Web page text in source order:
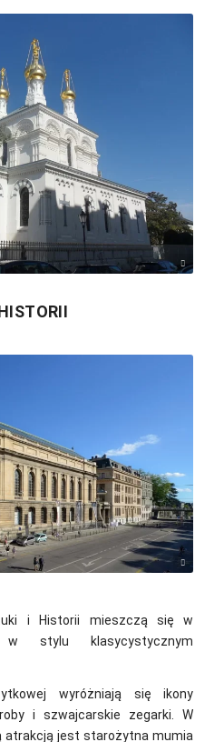
Commons / CC-BY-SA-4.0
Commons / CC-BY-SA-3.0
i Historii mieszczą się w
w stylu klasycystycznym
wyróżniają się ikony
i szwajcarskie zegarki. W
atrakcją jest starożytna mumia